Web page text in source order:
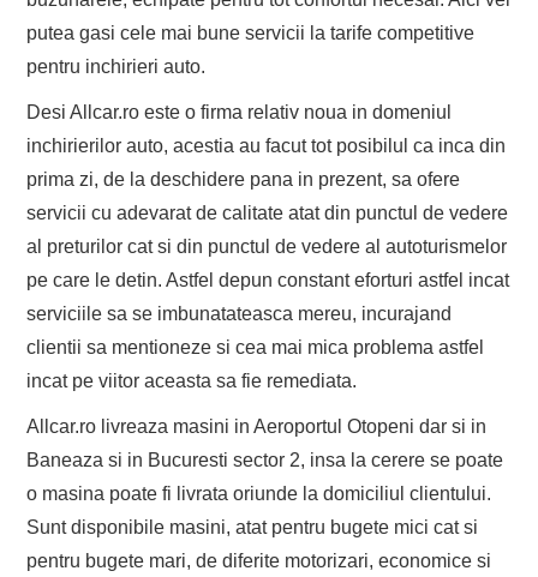
putea gasi cele mai bune servicii la tarife competitive
pentru inchirieri auto.
Desi Allcar.ro este o firma relativ noua in domeniul
inchirierilor auto, acestia au facut tot posibilul ca inca din
prima zi, de la deschidere pana in prezent, sa ofere
servicii cu adevarat de calitate atat din punctul de vedere
al preturilor cat si din punctul de vedere al autoturismelor
pe care le detin. Astfel depun constant eforturi astfel incat
serviciile sa se imbunatateasca mereu, incurajand
clientii sa mentioneze si cea mai mica problema astfel
incat pe viitor aceasta sa fie remediata.
Allcar.ro livreaza masini in Aeroportul Otopeni dar si in
Baneaza si in Bucuresti sector 2, insa la cerere se poate
o masina poate fi livrata oriunde la domiciliul clientului.
Sunt disponibile masini, atat pentru bugete mici cat si
pentru bugete mari, de diferite motorizari, economice si